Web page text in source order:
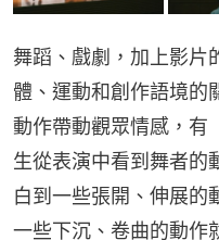
舞蹈、戲劇，加上影片
體、運動和創作語境的
動作帶動觀眾情感，有
生從表演中看到舞者的
白到一些張開、伸展的
一些下沉、卷曲的動作